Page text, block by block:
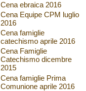
Cena ebraica 2016
Cena Equipe CPM luglio
2016
Cena famiglie
catechismo aprile 2016
Cena Famiglie
Catechismo dicembre
2015
Cena famiglie Prima
Comunione aprile 2016